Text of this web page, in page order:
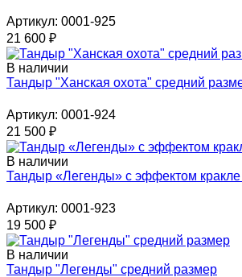
Артикул: 0001-925
21 600 ₽
В наличии
Тандыр "Ханская охота" средний
Артикул: 0001-924
21 500 ₽
В наличии
Тандыр «Легенды» с эффектом
Артикул: 0001-923
19 500 ₽
В наличии
Тандыр "Легенды" средний размер